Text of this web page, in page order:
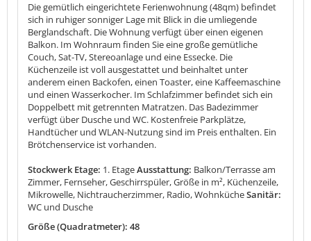
Die gemütlich eingerichtete Ferienwohnung (48qm) befindet
sich in ruhiger sonniger Lage mit Blick in die umliegende
Berglandschaft. Die Wohnung verfügt über einen eigenen
Balkon. Im Wohnraum finden Sie eine große gemütliche
Couch, Sat-TV, Stereoanlage und eine Essecke. Die
Küchenzeile ist voll ausgestattet und beinhaltet unter
anderem einen Backofen, einen Toaster, eine Kaffeemaschine
und einen Wasserkocher. Im Schlafzimmer befindet sich ein
Doppelbett mit getrennten Matratzen. Das Badezimmer
verfügt über Dusche und WC. Kostenfreie Parkplätze,
Handtücher und WLAN-Nutzung sind im Preis enthalten. Ein
Brötchenservice ist vorhanden.
Stockwerk Etage: 1. EtageAusstattung: Balkon/Terrasse am
Zimmer, Fernseher, Geschirrspüler, Größe in m², Küchenzeile,
Mikrowelle, Nichtraucherzimmer, Radio, WohnkücheSanitär:
WC und Dusche
Größe (Quadratmeter): 48